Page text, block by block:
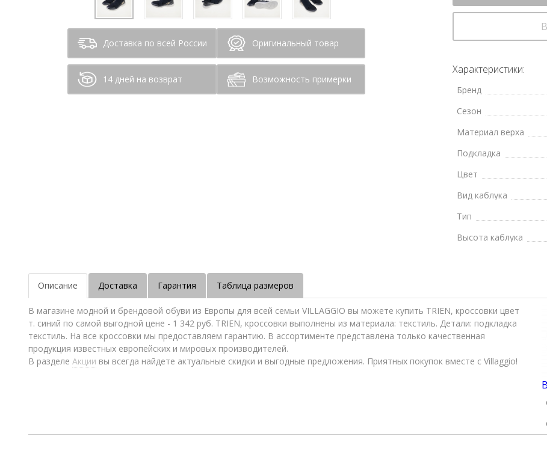
Доставка по всей России Оригинальный товар
14 дней на возврат Возможность примерки
Характеристики:
Бренд
Сезон
Материал верха
Подкладка
Цвет
Вид каблука
Тип
Высота каблука
Описание Доставка Гарантия Таблица размеров
В магазине модной и брендовой обуви из Европы для всей семьи VILLAGGIO вы можете купить TRIEN, кроссовки цвет
т. синий по самой выгодной цене - 1 342 руб. TRIEN, кроссовки выполнены из материала: текстиль. Детали: подкладка
текстиль. На все кроссовки мы предоставляем гарантию. В ассортименте представлена только качественная
продукция известных европейских и мировых производителей.
В разделе Акции вы всегда найдете актуальные скидки и выгодные предложения. Приятных покупок вместе с Villaggio!